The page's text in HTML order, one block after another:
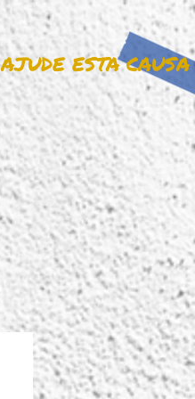
AJUDE ESTA CAUSA